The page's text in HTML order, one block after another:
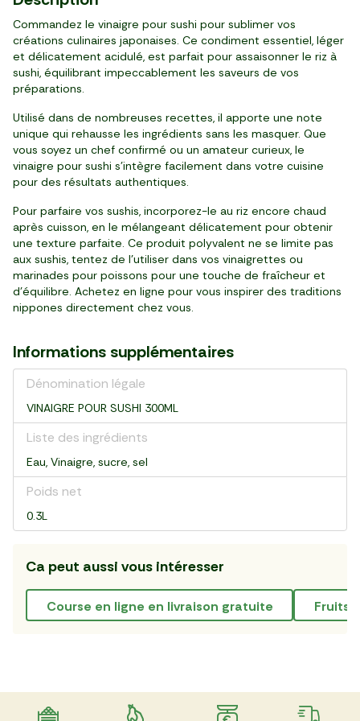
Commandez le vinaigre pour sushi pour sublimer vos
créations culinaires japonaises. Ce condiment essentiel, léger
et délicatement acidulé, est parfait pour assaisonner le riz à
sushi, équilibrant impeccablement les saveurs de vos
préparations.
Utilisé dans de nombreuses recettes, il apporte une note
unique qui rehausse les ingrédients sans les masquer. Que
vous soyez un chef confirmé ou un amateur curieux, le
vinaigre pour sushi s'intègre facilement dans votre cuisine
pour des résultats authentiques.
Pour parfaire vos sushis, incorporez-le au riz encore chaud
après cuisson, en le mélangeant délicatement pour obtenir
une texture parfaite. Ce produit polyvalent ne se limite pas
aux sushis, tentez de l'utiliser dans vos vinaigrettes ou
marinades pour poissons pour une touche de fraîcheur et
d'équilibre. Achetez en ligne pour vous inspirer des traditions
nippones directement chez vous.
Informations supplémentaires
Dénomination légale
VINAIGRE POUR SUSHI 300ML
Liste des ingrédients
Eau, Vinaigre, sucre, sel
Poids net
0.3L
Ca peut aussi vous intéresser
course en ligne en livraison gratuite fruits